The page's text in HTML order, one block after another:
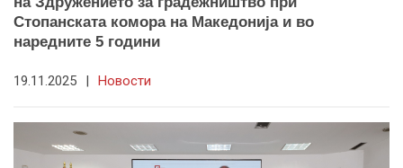
Стопанската комора на Македонија и во
наредните 5 години
19.11.2025 | Новости